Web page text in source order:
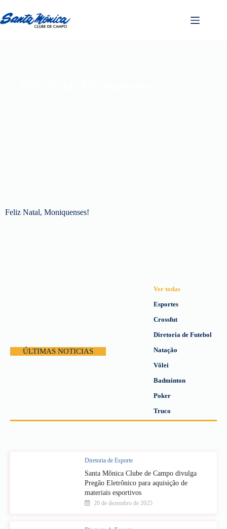
Feliz Natal, Moniquenses!
ÚLTIMAS NOTICIAS
Ver todas
Esportes
Crossfut
Diretoria de Futebol
Natação
Vôlei
Badminton
Poker
Truco
Diretoria de Esporte
Santa Mônica Clube de Campo divulga
Pregão Eletrônico para aquisição de
materiais esportivos
20 de dezembro de 2025